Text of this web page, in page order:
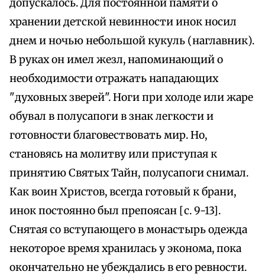
допускалось. Для постоянной памяти о
хранении детской невинности инок носил
днем и ночью небольшой кукуль (наглавник).
В руках он имел жезл, напоминающий о
необходимости отражать нападающих
"духовных зверей". Ноги при холоде или жаре
обувал в полусапоги в знак легкости и
готовности благовествовать мир. Но,
становясь на молитву или приступая к
принятию Святых Тайн, полусапоги снимал.
Как воин Христов, всегда готовый к брани,
инок постоянно был препоясан [с. 9-13].
Снятая со вступающего в монастырь одежда
некоторое время хранилась у эконома, пока
окончательно не убеждались в его ревности.